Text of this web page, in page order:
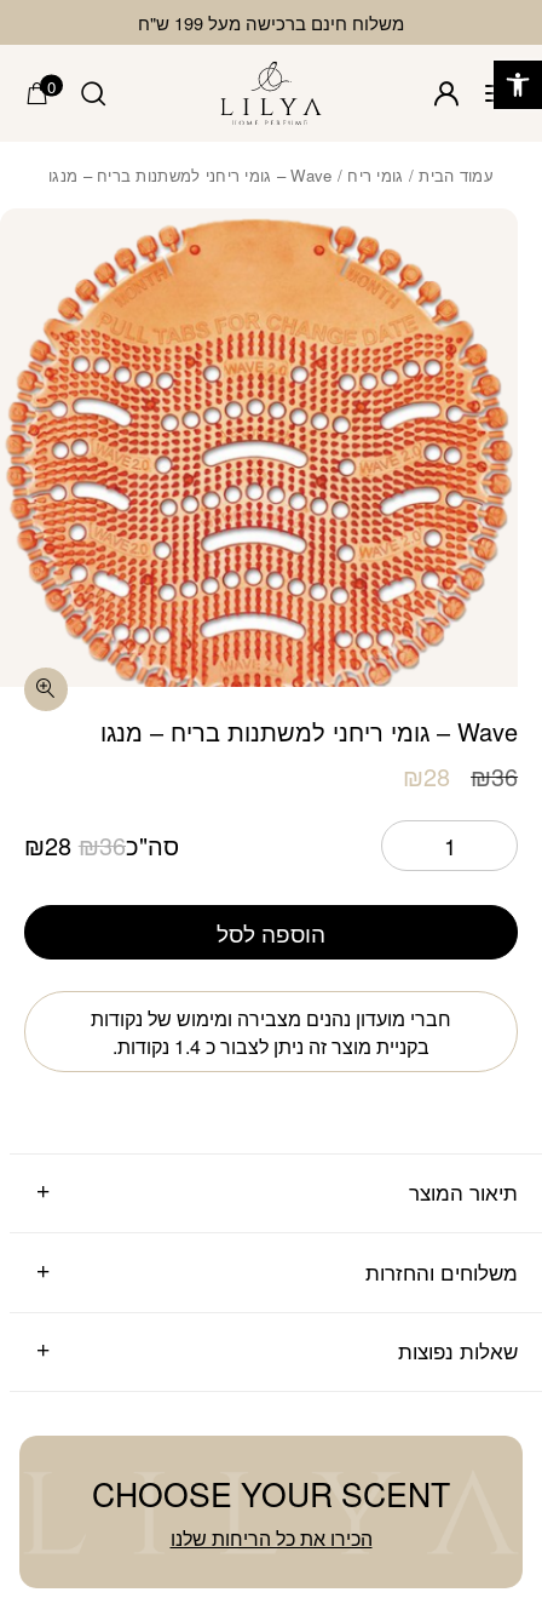
משלוח חינם ברכישה מעל 199 ש"ח
0
עמוד הבית/ גומי ריח / Wave – גומי ריחני למשתנות בריח – מנגו
Wave – גומי ריחני למשתנות בריח – מנגו
₪36
המחיר
היה:
₪36.
₪28
הוא:
₪28.
סה"כ ₪36
המחיר
היה:
₪36.
₪28
הוספה לסל
חברי מועדון נהנים מצבירה ומימוש של נקודות
בקניית מוצר זה ניתן לצבור כ1.4 נקודות.
תיאור המוצר
משלוחים והחזרות
שאלות נפוצות
CHOOSE YOUR SCENT
הכירו את כל הריחות שלנו
פתח סרגל נגישות